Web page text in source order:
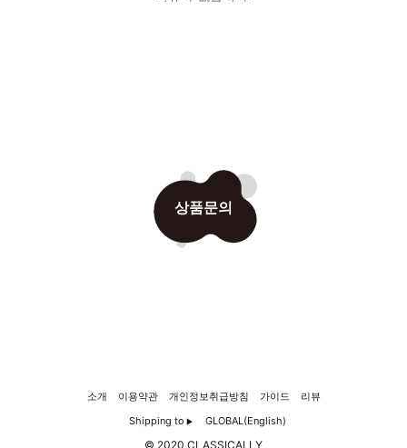
상품문의
소개 이용약관 개인정보취급방침 가이드
리뷰
Shipping to ▶ GLOBAL(English)
© 2020 CLASSICALLY